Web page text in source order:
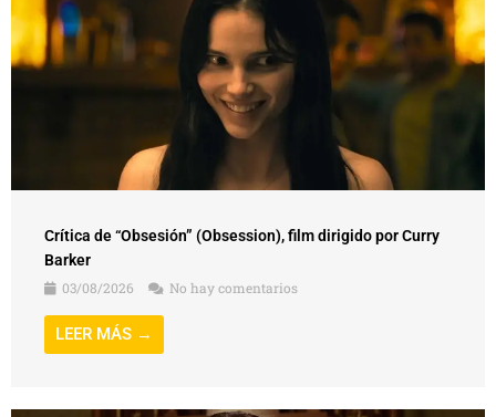
Crítica de “Obsesión” (Obsession), film dirigido por Curry
Barker
03/08/2026
No hay comentarios
LEER MÁS →